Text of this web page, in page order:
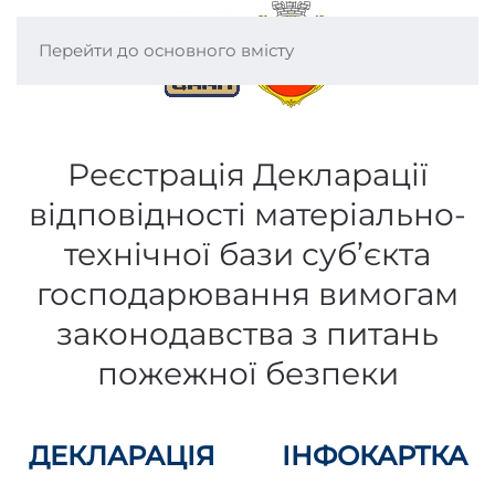
Перейти до основного вмісту
Реєстрація Декларації
відповідності матеріально-
технічної бази суб’єкта
господарювання вимогам
законодавства з питань
пожежної безпеки
ДЕКЛАРАЦІЯ ІНФОКАРТКА